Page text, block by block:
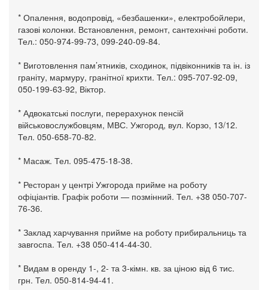
* Опалення, водопровід, «безбашенки», електробойлери,
газові колонки. Встановлення, ремонт, сантехнічні роботи.
Тел.: 050-974-99-73, 099-240-09-84.
* Виготовлення пам’ятників, сходинок, підвіконників та ін. із
граніту, мармуру, гранітної крихти. Тел.: 095-707-92-09,
050-199-63-92, Віктор.
* Адвокатські послуги, перерахунок пенсій
військовослужбовцям, МВС. Ужгород, вул. Корзо, 13/12.
Тел. 050-658-70-82.
* Масаж. Тел. 095-475-18-38.
* Ресторан у центрі Ужгорода прийме на роботу
офіціантів. Графік роботи — позмінний. Тел. +38 050-707-
76-36.
* Заклад харчування прийме на роботу прибиральниць та
завгоспа. Тел. +38 050-414-44-30.
* Видам в оренду 1-, 2- та 3-кімн. кв. за ціною від 6 тис.
грн. Тел. 050-814-94-41.